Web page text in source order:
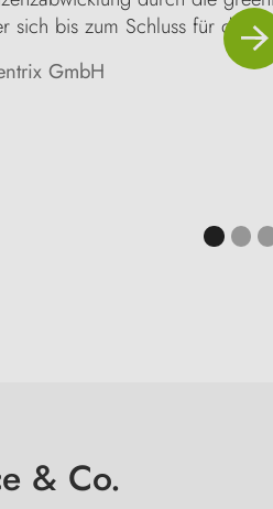
sich bis zum Schluss für die
GmbH
& Co.